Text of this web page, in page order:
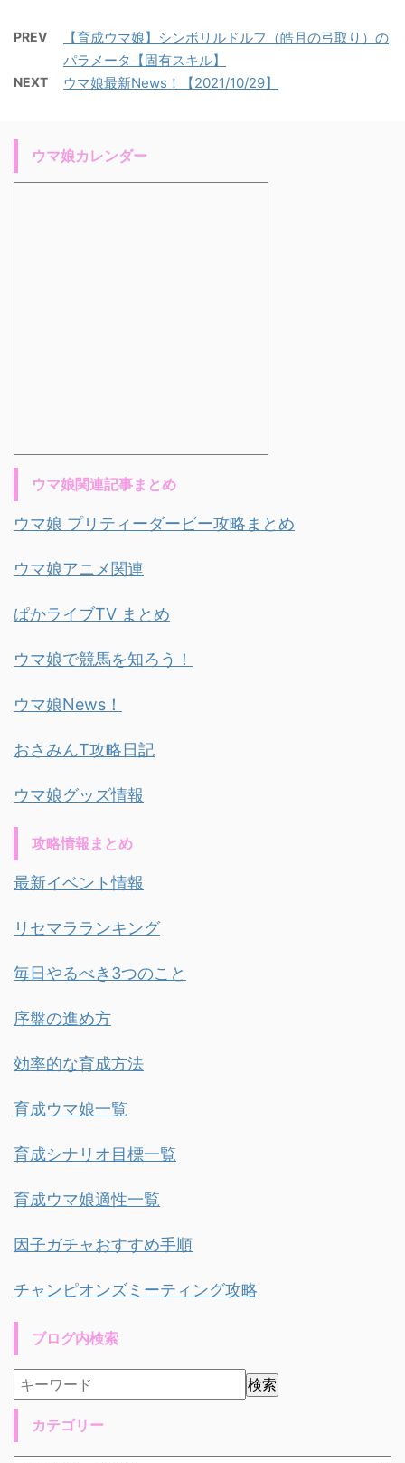
PREV
【育成ウマ娘】シンボリルドルフ（皓月の弓取り）の
パラメータ【固有スキル】
NEXT ウマ娘最新News！【2021/10/29】
ウマ娘カレンダー
ウマ娘関連記事まとめ
ウマ娘 プリティーダービー攻略まとめ
ウマ娘アニメ関連
ぱかライブTV まとめ
ウマ娘で競馬を知ろう！
ウマ娘News！
おさみんT攻略日記
ウマ娘グッズ情報
攻略情報まとめ
最新イベント情報
リセマラランキング
毎日やるべき3つのこと
序盤の進め方
効率的な育成方法
育成ウマ娘一覧
育成シナリオ目標一覧
育成ウマ娘適性一覧
因子ガチャおすすめ手順
チャンピオンズミーティング攻略
ブログ内検索
カテゴリー